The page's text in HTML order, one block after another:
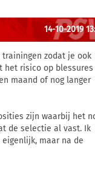
14-10-2019
zodat je ook
het risico op
maand of nog langer
zijn waarbij het
de selectie al vast. Ik
maar na de